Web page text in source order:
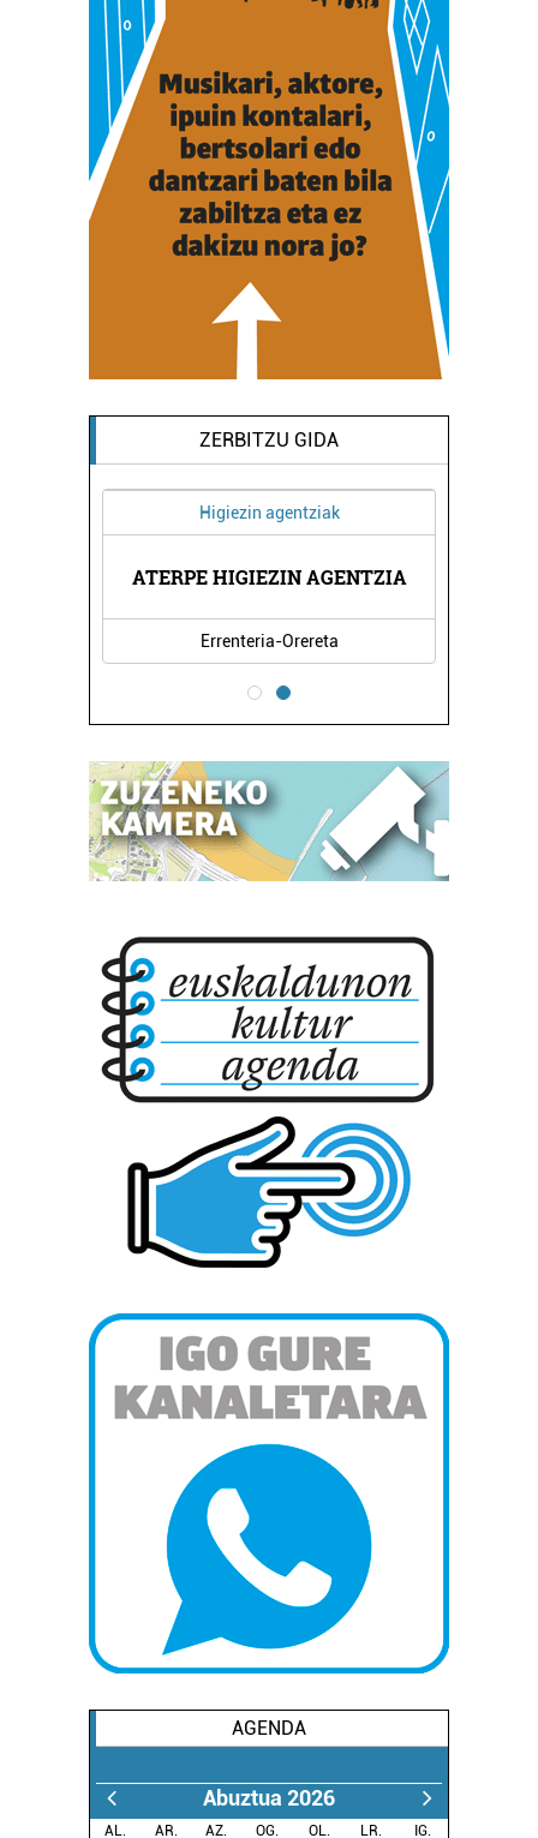
ZERBITZU GIDA
Higiezin agentziak
ATERPE HIGIEZIN AGENTZIA
Errenteria-Orereta
AGENDA
Abuztua 2026
AL. AR. AZ. OG. OL. LR.
IG.